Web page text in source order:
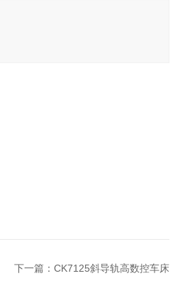
下一篇： CK7125斜导轨高数控车床